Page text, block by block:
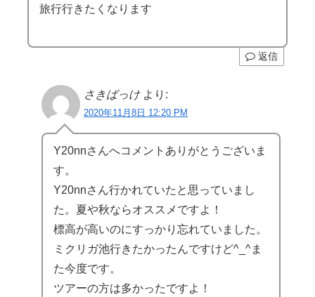
旅行行きたくなります
返信
さきばっけ より:
2020年11月8日 12:20 PM
Y20nnさんへコメントありがとうございま
す。
Y20nnさん行かれていたと思っていまし
た。夏や秋ならオススメですよ！
標高が高いのにすっかり忘れていました。
ミクリガ池行きたかったんですけど^_^ま
た今度です。
ツアーの方は多かったですよ！